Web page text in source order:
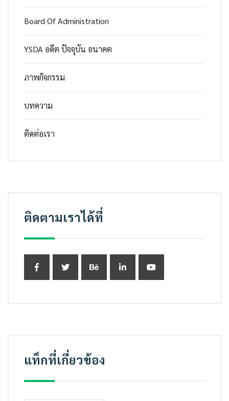
Board Of Administration
YSDA อดีต ปัจจุบัน อนาคต
ภาพกิจกรรม
บทความ
ติดต่อเรา
ติดตามเราได้ที่
แท็กที่เกี่ยวข้อง